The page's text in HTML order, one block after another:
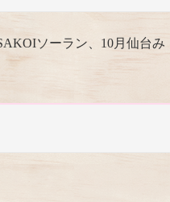
ソーラン、10月仙台み